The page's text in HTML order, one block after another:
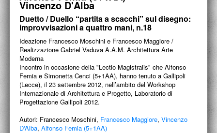
PROGETTI CULTURALI
PROGETTO T.E.S.I.
Ideazione Francesco Moschini e Francesco Maggiore /
Realizzazione Gabriel Vaduva A.A.M. Architettura Arte
Moderna
Note:
Incontro in occasione della "Lectio Magistralis" che
a Gallipoli (Lecce), il 23 settembre 2012, nell’ambito del
Workshop Internazionale di Architettura e Progetto,
Laboratorio di Progettazione Gallipoli 2012.
Courtesy: Collezione Francesco Moschini e Gabriel
Vaduva A.A.M. Architettura Arte Moderna
Vincenzo D'Alba
Duetto / Duello “partita a scacchi” sul disegno:
improvvisazioni a quattro mani, n.18
Ideazione Francesco Moschini e Francesco Maggiore /
Realizzazione Gabriel Vaduva A.A.M. Architettura Arte
Moderna
Incontro in occasione della "Lectio Magistralis" che Alfonso
Femia e Simonetta Cenci (5+1AA), hanno tenuto a Gallipoli
(Lecce), il 23 settembre 2012, nell’ambito del Workshop
Internazionale di Architettura e Progetto, Laboratorio di
Progettazione Gallipoli 2012.
Autori: Francesco Moschini, Francesco Maggiore, Vincenzo
D'Alba, Alfonso Femia (5+1AA)